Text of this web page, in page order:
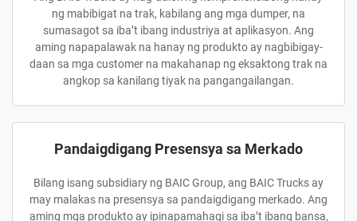
ng mabibigat na trak, kabilang ang mga dumper, na
sumasagot sa iba’t ibang industriya at aplikasyon. Ang
aming napapalawak na hanay ng produkto ay nagbibigay-
daan sa mga customer na makahanap ng eksaktong trak na
angkop sa kanilang tiyak na pangangailangan.
Pandaigdigang Presensya sa Merkado
Bilang isang subsidiary ng BAIC Group, ang BAIC Trucks ay
may malakas na presensya sa pandaigdigang merkado. Ang
aming mga produkto ay ipinapamahagi sa iba’t ibang bansa,